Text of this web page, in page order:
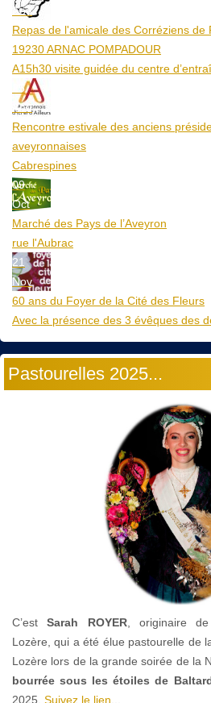
Aoû
Repas de l'amicale des Corréziens de
19230 ARNAC POMPADOUR
A15h30 visite guidée du centre
25
Aoû
Rencontre estivale des anciens
aveyronnaises
Cabrespines
09
Oct
Marché des Pays de l’Aveyron
rue l'Aubrac
21
Nov
60 ans du Foyer de la Cité des Fleurs
Avec la présence des 3 évêques des
Pastourelles 2025...
C’estSarah ROYER, originaire de
Lozère, qui a été élue pastourelle de
Lozère lors de la grande soirée de la
bourrée sous les étoiles de
2025. Suivez le lien